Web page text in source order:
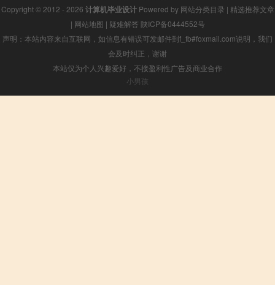
Copyright © 2012 - 2026 计算机毕业设计Powered by 网站分类目录 | 精选推荐文章
| 网站地图 | 疑难解答 陕ICP备0444552号
声明：本站内容来自互联网，如信息有错误可发邮件到f_fb#foxmail.com说明，我们
会及时纠正，谢谢
本站仅为个人兴趣爱好，不接盈利性广告及商业合作
小男孩